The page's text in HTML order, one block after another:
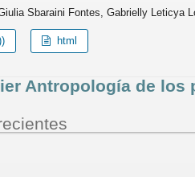
Sbaraini Fontes, Gabrielly Leticya
html
Antropología de los